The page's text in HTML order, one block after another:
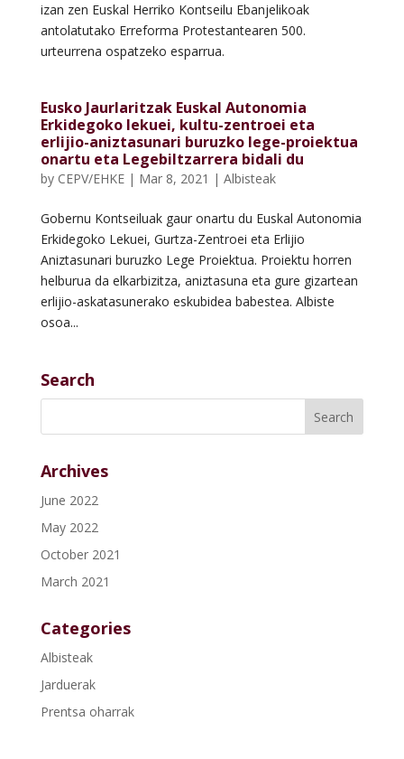
izan zen Euskal Herriko Kontseilu Ebanjelikoak
antolatutako Erreforma Protestantearen 500.
urteurrena ospatzeko esparrua.
Eusko Jaurlaritzak Euskal Autonomia
Erkidegoko lekuei, kultu-zentroei eta
erlijio-aniztasunari buruzko lege-proiektua
onartu eta Legebiltzarrera bidali du
by CEPV/EHKE| Mar 8, 2021 | Albisteak
Gobernu Kontseiluak gaur onartu du Euskal Autonomia
Erkidegoko Lekuei, Gurtza-Zentroei eta Erlijio
Aniztasunari buruzko Lege Proiektua. Proiektu horren
helburua da elkarbizitza, aniztasuna eta gure gizartean
erlijio-askatasunerako eskubidea babestea. Albiste
osoa...
Search
Archives
June 2022
May 2022
October 2021
March 2021
Categories
Albisteak
Jarduerak
Prentsa oharrak